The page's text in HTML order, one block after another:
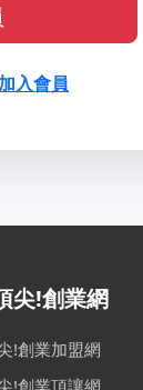
入會員
尖!創業網
!創業加盟網
!創業頂讓網